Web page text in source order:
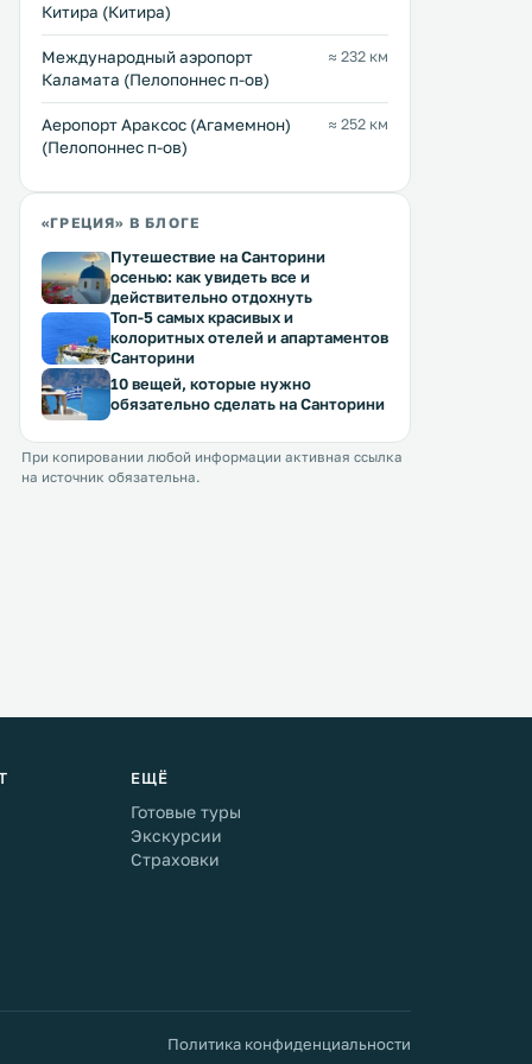
Из апартаментов Best Views of
комнатой. .
Китира (Китира)
Международный аэропорт
Каламата (Пелопоннес п-ов)
≈ 232 км
Аеропорт Араксос (Агамемнон)
(Пелопоннес п-ов)
≈ 252 км
«ГРЕЦИЯ» В БЛОГЕ
Путешествие на Санторини
осенью: как увидеть все и
действительно отдохнуть
Топ-5 самых красивых и
колоритных отелей и апартаментов
Санторини
10 вещей, которые нужно
обязательно сделать на Санторини
При копировании любой информации активная ссылка
на источник обязательна.
ЕЩЁ
Готовые туры
Экскурсии
Страховки
Политика конфиденциальности